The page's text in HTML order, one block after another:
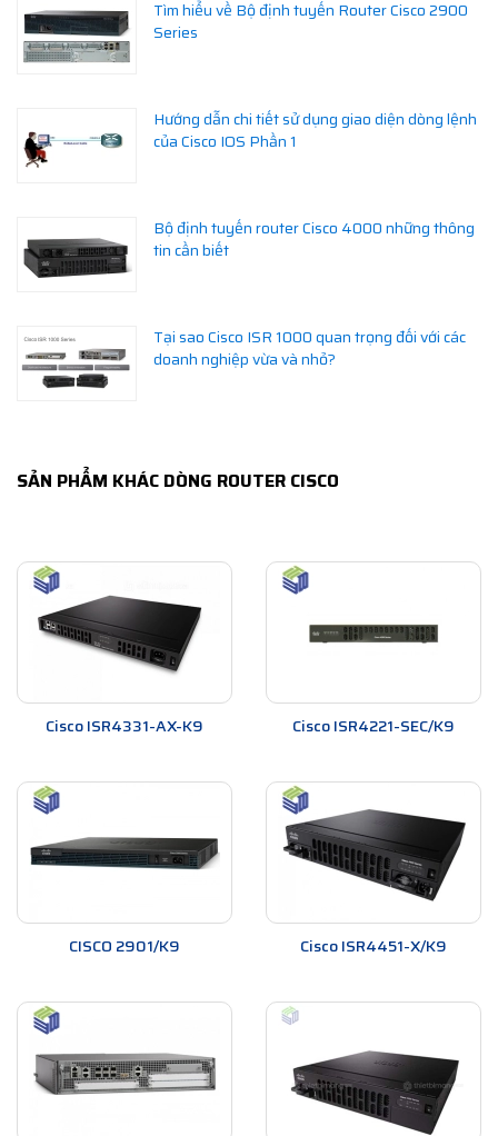
Tìm hiểu về Bộ định tuyến Router Cisco 2900
Series
Hướng dẫn chi tiết sử dụng giao diện dòng lệnh
của Cisco IOS Phần 1
Bộ định tuyến router Cisco 4000 những thông
tin cần biết
Tại sao Cisco ISR 1000 quan trọng đối với các
doanh nghiệp vừa và nhỏ?
SẢN PHẨM KHÁC DÒNG ROUTER CISCO
Cisco ISR4331-AX-K9 Cisco ISR4221-SEC/K9
CISCO 2901/K9 Cisco ISR4451-X/K9